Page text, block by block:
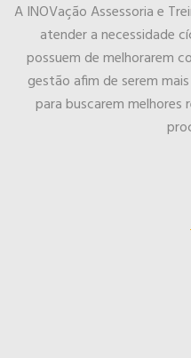
A INOVação Assessoria e
atender a necessidade
possuem de melhorarem
gestão afim de serem
para buscarem melhores